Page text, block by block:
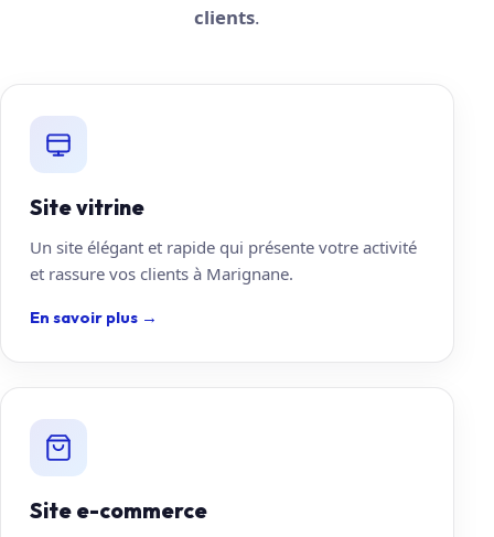
clients.
Site vitrine
Un site élégant et rapide qui présente votre activité
et rassure vos clients à Marignane.
En savoir plus →
Site e-commerce